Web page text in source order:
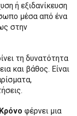
ή εξιδανίκευση
μέσα από ένα
στην
τη δυνατότητα
και βάθος. Είναι
φέρνει μια